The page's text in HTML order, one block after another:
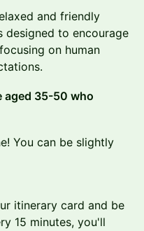
and friendly
designed to encourage
on human
aged 35-50 who
You can be slightly
itinerary card and be
15 minutes, you'll